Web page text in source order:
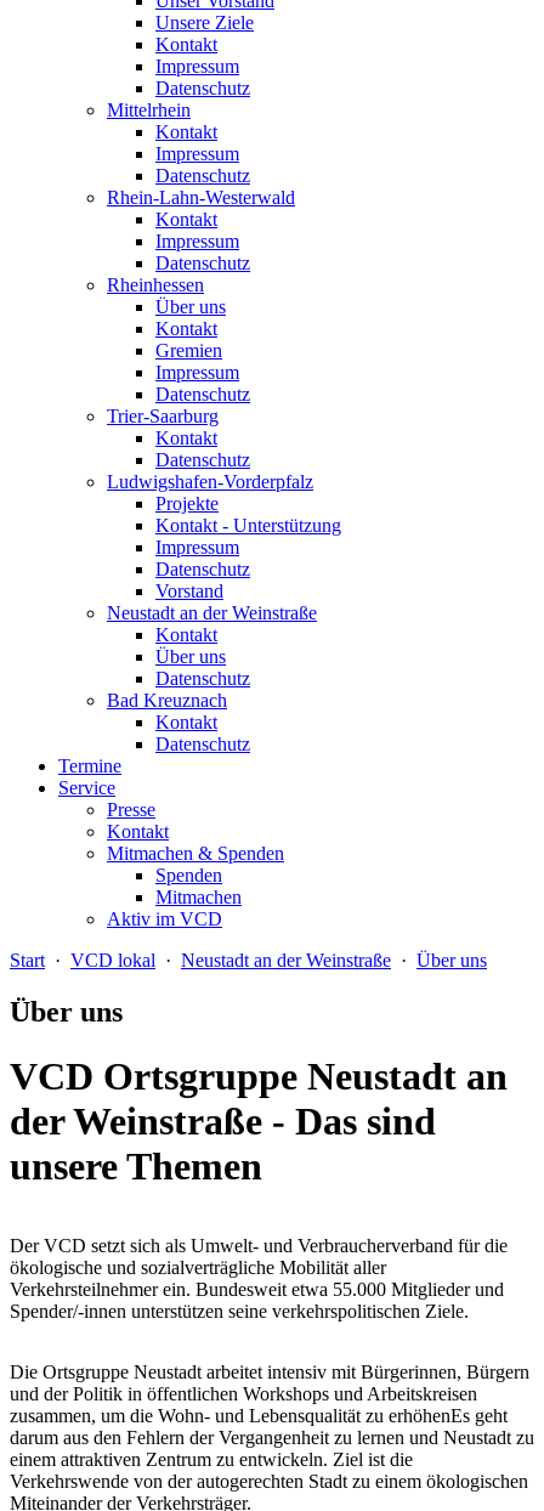
Unsere Ziele
Kontakt
Impressum
Datenschutz
Mittelrhein
Kontakt
Impressum
Datenschutz
Rhein-Lahn-Westerwald
Kontakt
Impressum
Datenschutz
Rheinhessen
Über uns
Kontakt
Gremien
Impressum
Datenschutz
Trier-Saarburg
Kontakt
Datenschutz
Ludwigshafen-Vorderpfalz
Projekte
Kontakt - Unterstützung
Impressum
Datenschutz
Vorstand
Neustadt an der Weinstraße
Kontakt
Über uns
Datenschutz
Bad Kreuznach
Kontakt
Datenschutz
Termine
Service
Presse
Kontakt
Mitmachen & Spenden
Spenden
Mitmachen
Aktiv im VCD
Start · VCD lokal · Neustadt an der Weinstraße · Über uns
Über uns
VCD Ortsgruppe Neustadt an
der Weinstraße - Das sind
unsere Themen
Der VCD setzt sich als Umwelt- und Verbraucherverband für die
ökologische und sozialverträgliche Mobilität aller
Verkehrsteilnehmer ein. Bundesweit etwa 55.000 Mitglieder und
Spender/-innen unterstützen seine verkehrspolitischen Ziele.
Die Ortsgruppe Neustadt arbeitet intensiv mit Bürgerinnen, Bürgern
und der Politik in öffentlichen Workshops und Arbeitskreisen
zusammen, um die Wohn- und Lebensqualität zu erhöhenEs geht
darum aus den Fehlern der Vergangenheit zu lernen und Neustadt zu
einem attraktiven Zentrum zu entwickeln. Ziel ist die
Verkehrswende von der autogerechten Stadt zu einem ökologischen
Miteinander der Verkehrsträger.